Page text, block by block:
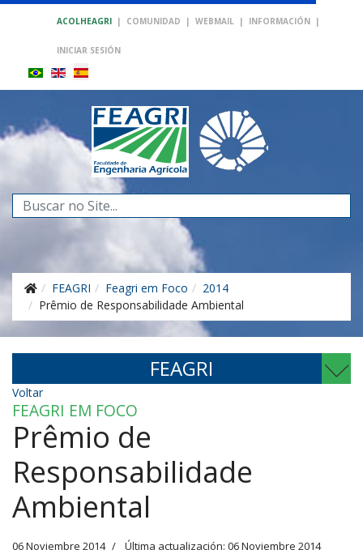
ACOLHEAGRI | COMUNIDAD | WEBMAIL | INFORMACIÓN |
INICIAR SESIÓN
Buscar...
FEAGRI Feagri em Foco
2014
Prêmio de Responsabilidade Ambiental
FEAGRI
Voltar
FEAGRI EM FOCO
Prêmio de
Responsabilidade
Ambiental
06 Noviembre 2014 Última actualización: 06 Noviembre 2014